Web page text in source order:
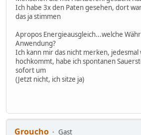
Ich habe 3x den Paten gesehen, dort
das ja stimmen
Apropos Energieausgleich...welche
Anwendung?
Ich kann mir das nicht merken, jedesmal
hochkommt, habe ich spontanen
sofort um
(Jetzt nicht, ich sitze ja)
Groucho
Gast